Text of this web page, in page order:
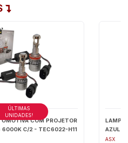
COM PROJETOR
6000K C/2 - TEC6022-H11
ÚLTIMAS
UNIDADES!
AZUL -
ASX